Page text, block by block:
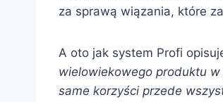
za sprawą wiązania, które
A oto jak system Profi
wielowiekowego produktu
same korzyści przede